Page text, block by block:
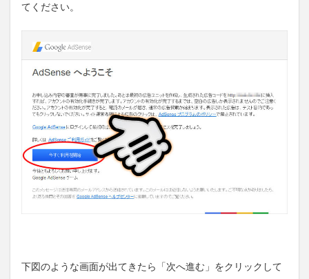
てください。
下図のような画面が出てきたら「次へ進む」をクリックして